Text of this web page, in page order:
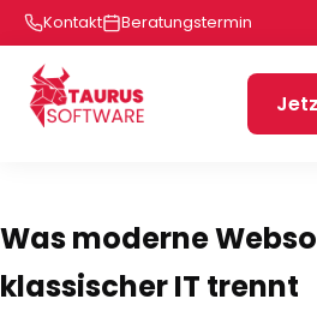
Kontakt Beratungstermin
Was moderne
klassischer IT trennt